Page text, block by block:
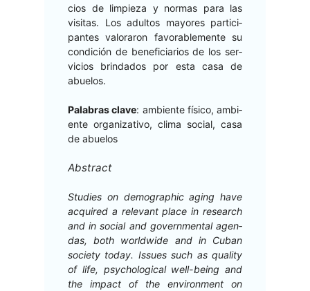
cios de limpieza y nor­mas para las
vis­i­tas. Los adul­tos may­ores par­tic­i­
pantes val­o­raron favor­able­mente su
condi­ción de ben­e­fi­cia­r­ios de los ser­
vi­cios brinda­dos por esta casa de
abuelos.
Pal­abras clave: ambi­ente físi­co, ambi­
ente orga­ni­za­ti­vo, cli­ma social, casa
de abuelos
Abstract
Stud­ies on demo­graph­ic aging have
acquired a rel­e­vant place in research
and in social and gov­ern­men­tal agen­
das, both world­wide and in Cuban
soci­ety today. Issues such as qual­i­ty
of life, psy­cho­log­i­cal well-being and
the impact of the envi­ron­ment on